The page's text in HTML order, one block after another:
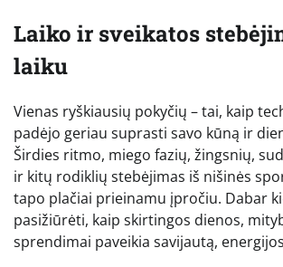
Laiko ir sveikatos
laiku
Vienas ryškiausių pokyčių – tai, kaip
padėjo geriau suprasti savo kūną ir
Širdies ritmo, miego fazių, žingsnių,
ir kitų rodiklių stebėjimas iš nišinės
tapo plačiai prieinamu įpročiu. Dabar
pasižiūrėti, kaip skirtingos dienos,
sprendimai paveikia savijautą,